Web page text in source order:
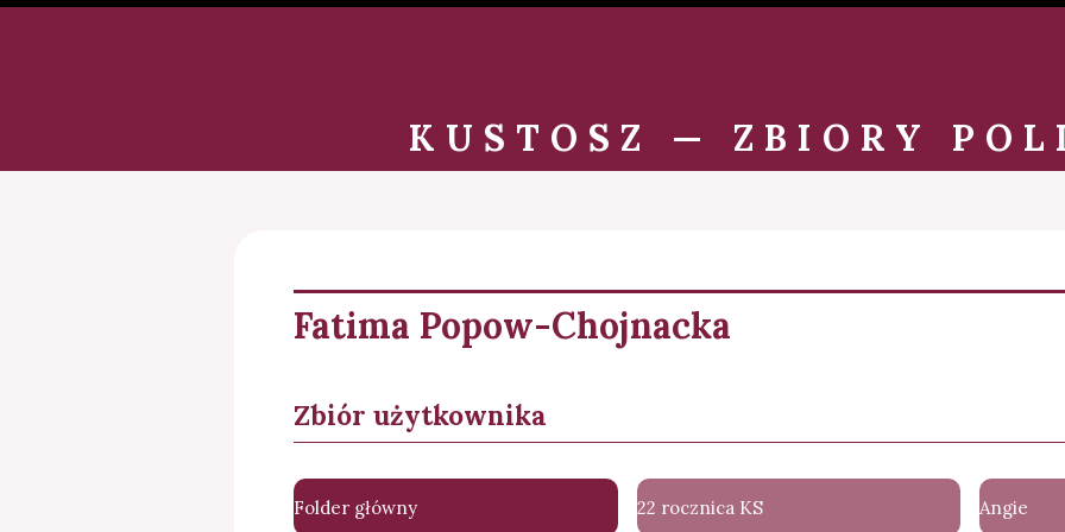
KUSTOSZ — ZBIORY
Fatima Popow-Chojnacka
Zbiór użytkownika
Folder główny 22 rocznica KS Angie